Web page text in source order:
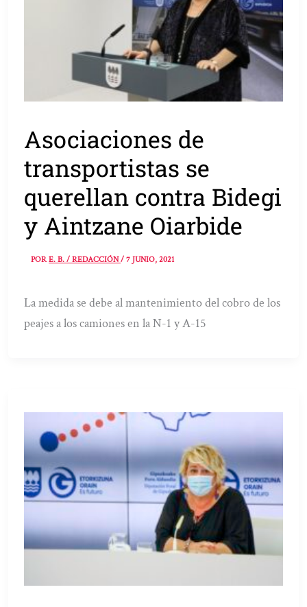
Asociaciones de
transportistas se
querellan contra Bidegi
y Aintzane Oiarbide
PORE. B. / REDACCIÓN/7 JUNIO, 2021
La medida se debe al mantenimiento del cobro de los
peajes a los camiones en la N-1 y A-15